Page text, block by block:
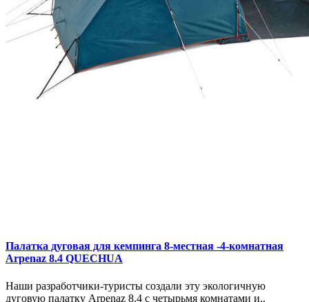
Палатка дуговая для кемпинга 8-местная -4-комнатная
Arpenaz 8.4 QUECHUA
Наши разработчики-туристы создали эту экологичную
дуговую палатку Arpenaz 8.4 с четырьмя комнатами и..